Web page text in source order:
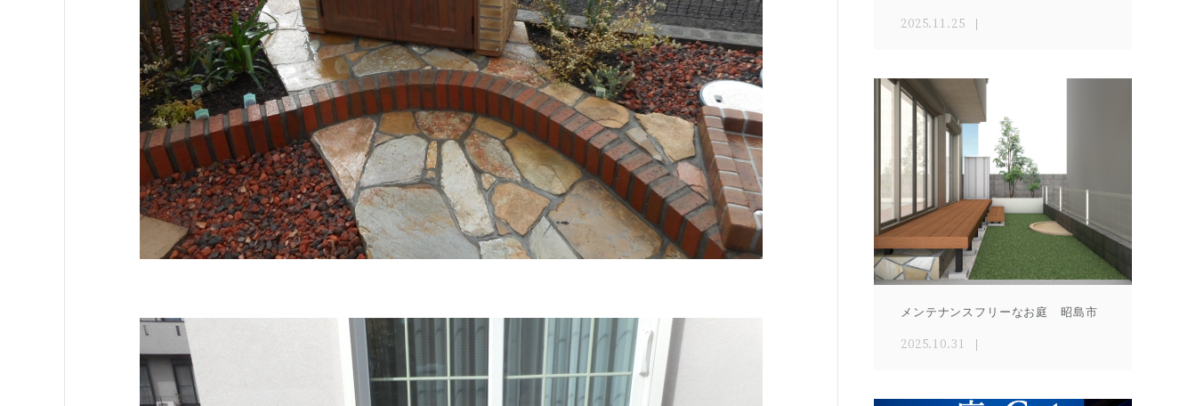
2025.11.25
メンテナンスフリーなお庭 昭島市
2025.10.31